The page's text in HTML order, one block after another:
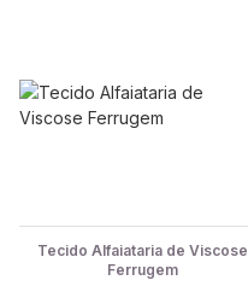
Tecido Alfaiataria de Viscose
Ferrugem